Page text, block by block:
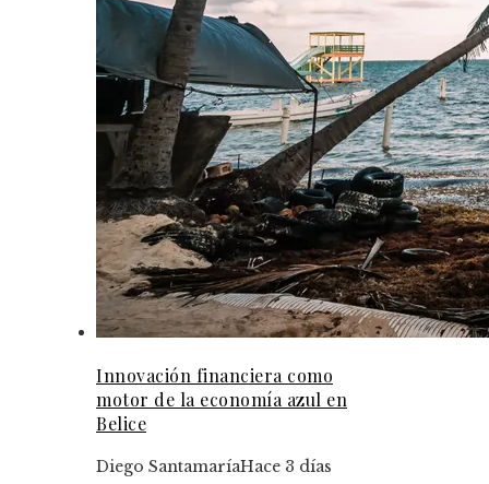
Innovación financiera como
motor de la economía azul en
Belice
Diego SantamaríaHace 3 días